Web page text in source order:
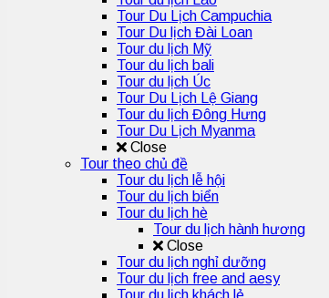
Tour Du Lịch Campuchia
Tour Du lịch Đài Loan
Tour du lịch Mỹ
Tour du lịch bali
Tour du lịch Úc
Tour Du Lịch Lệ Giang
Tour du lịch Đông Hưng
Tour Du Lịch Myanma
Close
Tour theo chủ đề
Tour du lịch lễ hội
Tour du lịch biển
Tour du lịch hè
Tour du lịch hành hương
Close
Tour du lịch nghỉ dưỡng
Tour du lịch free and aesy
Tour du lịch khách lẻ